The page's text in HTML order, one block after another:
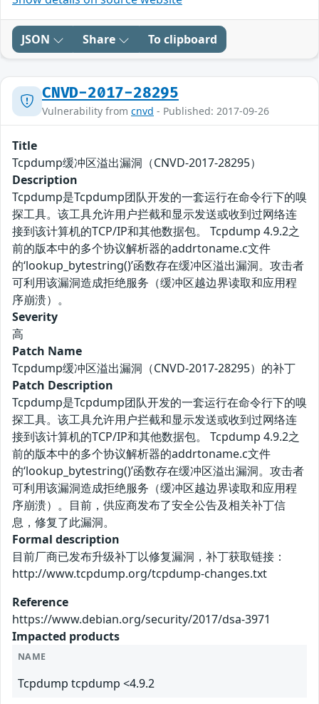
JSON Share To clipboard
CNVD-2017-28295
Vulnerability from cnvd - Published: 2017-09-26
Title
Tcpdump缓冲区溢出漏洞（CNVD-2017-28295）
Description
Tcpdump是Tcpdump团队开发的一套运行在命令行下的嗅
探工具。该工具允许用户拦截和显示发送或收到过网络连
接到该计算机的TCP/IP和其他数据包。 Tcpdump 4.9.2之
前的版本中的多个协议解析器的addrtoname.c文件
的‘lookup_bytestring()’函数存在缓冲区溢出漏洞。攻击者
可利用该漏洞造成拒绝服务（缓冲区越边界读取和应用程
序崩溃）。
Severity
高
Patch Name
Tcpdump缓冲区溢出漏洞（CNVD-2017-28295）的补丁
Patch Description
Tcpdump是Tcpdump团队开发的一套运行在命令行下的嗅
探工具。该工具允许用户拦截和显示发送或收到过网络连
接到该计算机的TCP/IP和其他数据包。 Tcpdump 4.9.2之
前的版本中的多个协议解析器的addrtoname.c文件
的‘lookup_bytestring()’函数存在缓冲区溢出漏洞。攻击者
可利用该漏洞造成拒绝服务（缓冲区越边界读取和应用程
序崩溃）。目前，供应商发布了安全公告及相关补丁信
息，修复了此漏洞。
Formal description
目前厂商已发布升级补丁以修复漏洞，补丁获取链接：
http://www.tcpdump.org/tcpdump-changes.txt
Reference
https://www.debian.org/security/2017/dsa-3971
Impacted products
NAME
Tcpdump tcpdump <4.9.2